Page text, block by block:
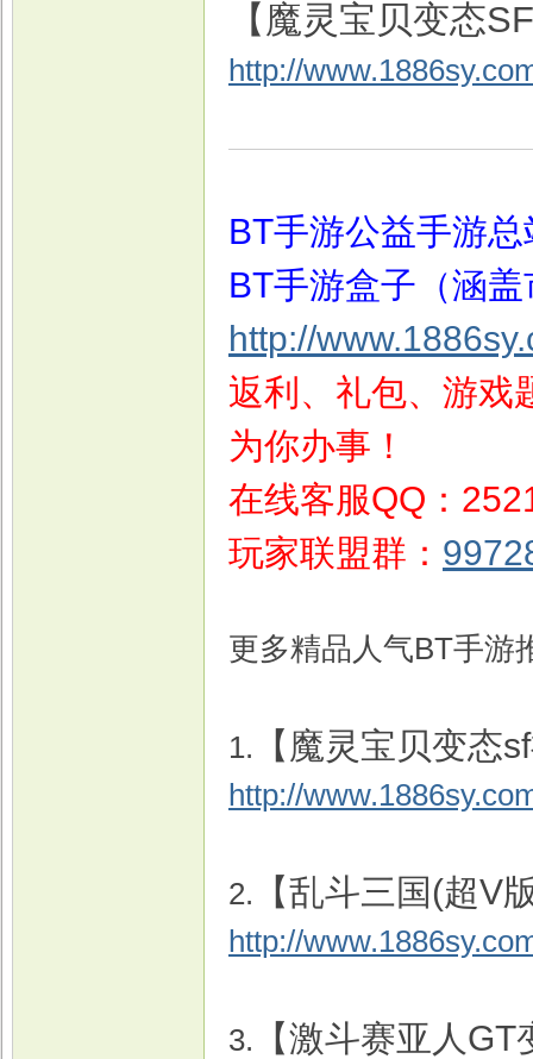
【魔灵宝贝变态
http://
BT手游公益手游总
BT手游盒子（涵
http://
返利、礼包、游戏
为你办事！
在线客服QQ：
玩家联盟群：
更多精品人气BT手游
1. 【魔灵宝贝变态
http://
2. 【乱斗三国(超V
http://
3. 【激斗赛亚人